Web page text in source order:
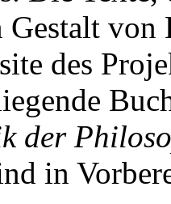
Gestalt von
des
der
in